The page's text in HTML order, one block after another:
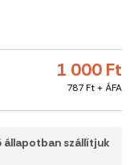
1 000 Ft
787 Ft + ÁFA
állapotban szállítjuk